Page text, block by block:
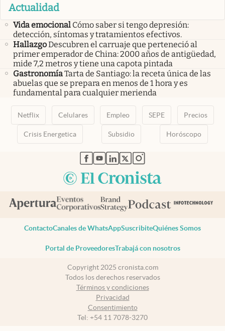
Actualidad
Vida emocional Cómo saber si tengo depresión:
detección, síntomas y tratamientos efectivos.
HallazgoDescubren el carruaje que perteneció al
primer emperador de China: 2000 años de antigüedad,
mide 7,2 metros y tiene una capota pintada
GastronomíaTarta de Santiago: la receta única de las
abuelas que se prepara en menos de 1 hora y es
fundamental para cualquier merienda
Netflix Celulares Empleo SEPE Precios
Crisis Energetica Subsidio Horóscopo
abre en nueva pestaña
abre en nueva pestaña
abre en nueva pestaña
abre en nueva pestaña
abre en nueva pestaña
ContactoCanales de WhatsAppSuscribiteQuiénes Somos
Portal de ProveedoresTrabajá con nosotros
Copyright 2025 cronista.com
Todos los derechos reservados
Términos y condiciones
Privacidad
Consentimiento
Tel: +54 11 7078-3270